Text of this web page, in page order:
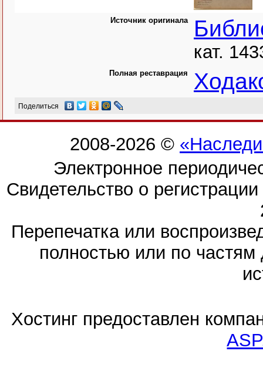
Источник оригинала
кат.
Полная реставрация
Поделиться
2008-2026 ©
Электронное
Свидетельство о
Перепечатка или
полностью или по частям
Хостинг предоставлен